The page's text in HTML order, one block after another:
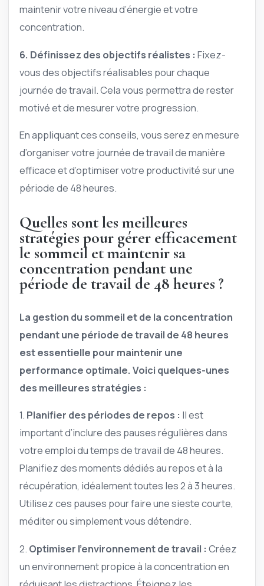
maintenir votre niveau d’énergie et votre
concentration.
6. Définissez des objectifs réalistes : Fixez-
vous des objectifs réalisables pour chaque
journée de travail. Cela vous permettra de rester
motivé et de mesurer votre progression.
En appliquant ces conseils, vous serez en mesure
d’organiser votre journée de travail de manière
efficace et d’optimiser votre productivité sur une
période de 48 heures.
Quelles sont les meilleures
stratégies pour gérer efficacement
le sommeil et maintenir sa
concentration pendant une
période de travail de 48 heures ?
La gestion du sommeil et de la concentration
pendant une période de travail de 48 heures
est essentielle pour maintenir une
performance optimale. Voici quelques-unes
des meilleures stratégies :
1. Planifier des périodes de repos : Il est
important d’inclure des pauses régulières dans
votre emploi du temps de travail de 48 heures.
Planifiez des moments dédiés au repos et à la
récupération, idéalement toutes les 2 à 3 heures.
Utilisez ces pauses pour faire une sieste courte,
méditer ou simplement vous détendre.
2. Optimiser l’environnement de travail : Créez
un environnement propice à la concentration en